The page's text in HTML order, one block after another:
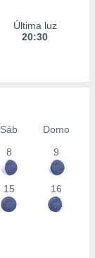
Última luz
20:30
Sáb
Domo
8 9
15 16